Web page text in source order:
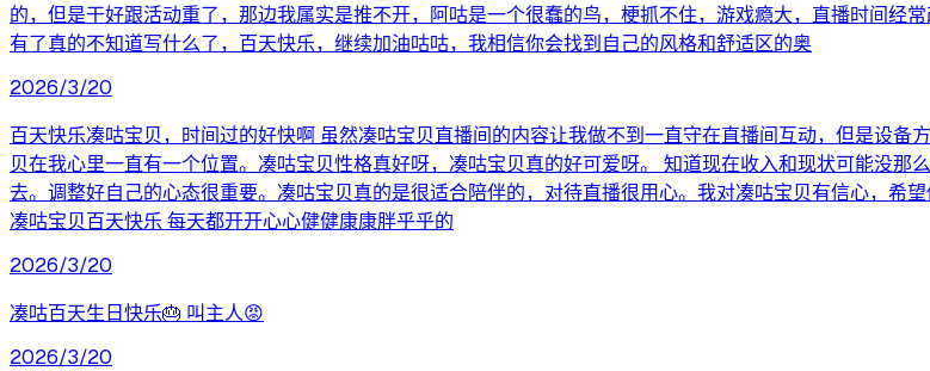
的，但是干好跟活动重了，那边我属实是推不开，阿咕是一个很蠢的鸟，梗抓不住，游戏瘾大，直播时间经
有了真的不知道写什么了，百天快乐，继续加油咕咕，我相信你会找到自己的风格和舒适区的奥
2026/3/20
百天快乐凑咕宝贝，时间过的好快啊 虽然凑咕宝贝直播间的内容让我做不到一直守在直播间互动，但是设
贝在我心里一直有一个位置。凑咕宝贝性格真好呀，凑咕宝贝真的好可爱呀。 知道现在收入和现状可能没
去。调整好自己的心态很重要。凑咕宝贝真的是很适合陪伴的，对待直播很用心。我对凑咕宝贝有信心，希
凑咕宝贝百天快乐 每天都开开心心健健康康胖乎乎的
2026/3/20
凑咕百天生日快乐🎂 叫主人😡
2026/3/20